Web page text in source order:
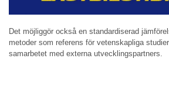
Det möjliggör också en standardiserad
metoder som referens för vetenskapliga
samarbetet med externa utvecklingspartners.